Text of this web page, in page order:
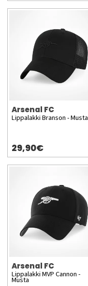
Arsenal FC
Lippalakki Branson - Musta
29,90€
Arsenal FC
Lippalakki MVP Cannon -
Musta